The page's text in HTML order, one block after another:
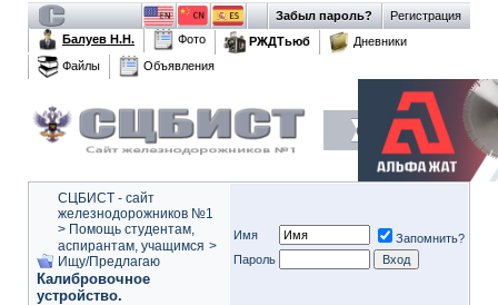
Регистрация
Забыл пароль?
Балуев Н.Н.
Фото РЖДТьюб
Дневники
Файлы
Объявления
СЦБИСТ - сайт
железнодорожников №1
> Помощь студентам,
аспирантам, учащимся >
Ищу/Предлагаю
Калибровочное
устройство.
Имя
Запомнить?
Пароль